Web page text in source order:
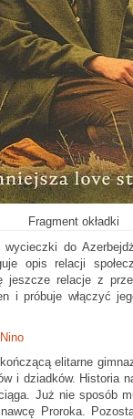
Fragment okładki
do
opis relacji
jeszcze relacje z
i próbuje włączyć
elitarne
i dziadków. Historia
Już nie sposób
Proroka.